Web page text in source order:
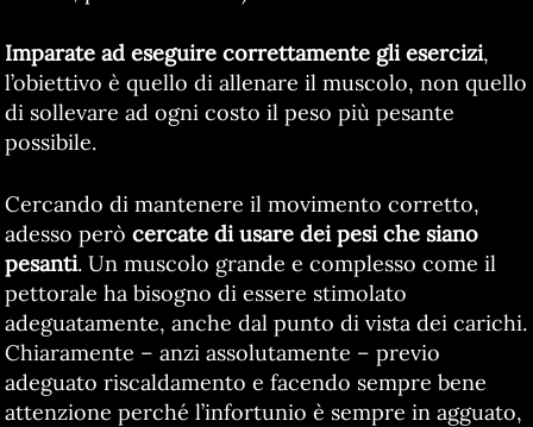
Imparate ad eseguire correttamente gli esercizi,
l’obiettivo è quello di allenare il muscolo, non quello
di sollevare ad ogni costo il peso più pesante
possibile.
Cercando di mantenere il movimento corretto,
adesso però cercate di usare dei pesi che siano
pesanti. Un muscolo grande e complesso come il
pettorale ha bisogno di essere stimolato
adeguatamente, anche dal punto di vista dei carichi.
Chiaramente – anzi assolutamente – previo
adeguato riscaldamento e facendo sempre bene
attenzione perché l’infortunio è sempre in agguato,